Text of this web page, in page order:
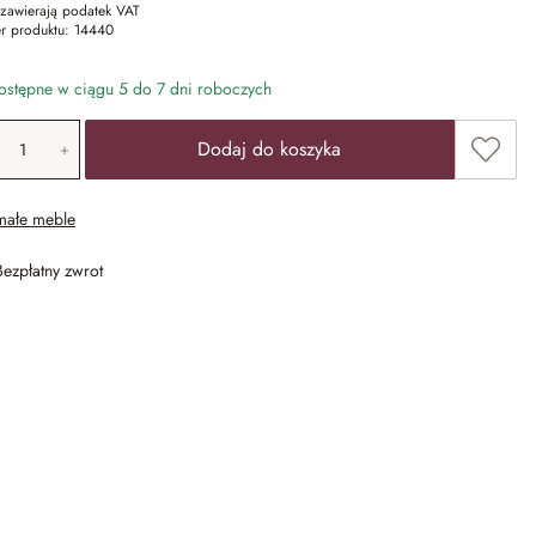
podatek VAT
produktu: 14440
w ciągu 5 do 7 dni roboczych
produktu: Wprowadź żądaną wartość
Dodaj do koszyka
meble
zwrot